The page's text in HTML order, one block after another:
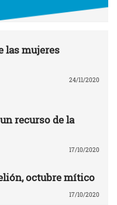
las mujeres
24/11/2020
recurso de la
17/10/2020
octubre mítico
17/10/2020